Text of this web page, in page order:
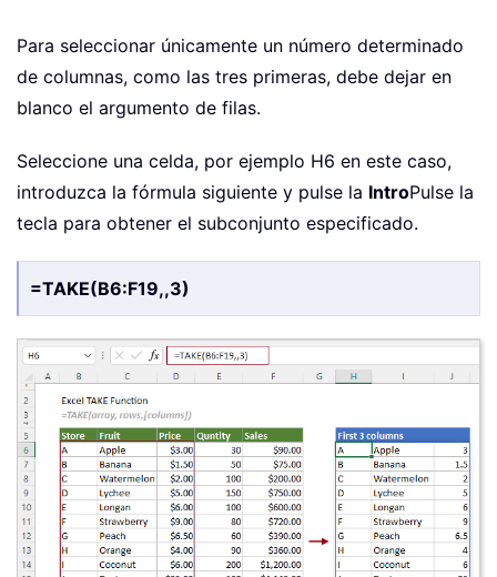
Para seleccionar únicamente un número determinado
de columnas, como las tres primeras, debe dejar en
blanco el argumento de filas.
Seleccione una celda, por ejemplo H6 en este caso,
introduzca la fórmula siguiente y pulse la IntroPulse la
tecla para obtener el subconjunto especificado.
=TAKE(B6:F19,,3)